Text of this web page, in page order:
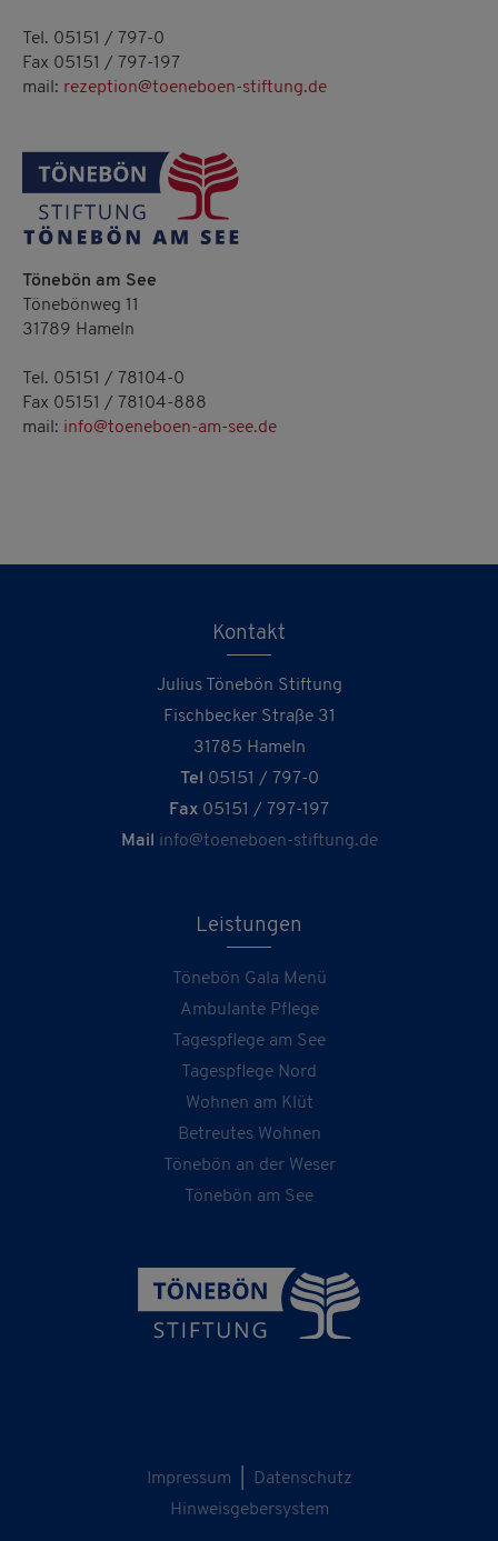
Tel. 05151 / 797-0
Fax 05151 / 797-197
mail: rezeption@toeneboen-stiftung.de
Tönebön am See
Tönebönweg 11
31789 Hameln
Tel. 05151 / 78104-0
Fax 05151 / 78104-888
mail: info@toeneboen-am-see.de
Kontakt
Julius Tönebön Stiftung
Fischbecker Straße 31
31785 Hameln
Tel 05151 / 797-0
Fax 05151 / 797-197
Mail info@toeneboen-stiftung.de
Leistungen
Tönebön Gala Menü
Ambulante Pflege
Tagespflege am See
Tagespflege Nord
Wohnen am Klüt
Betreutes Wohnen
Tönebön an der Weser
Tönebön am See
Impressum
Datenschutz
Hinweisgebersystem